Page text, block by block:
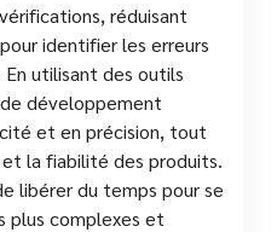
réduisant
identifier les erreurs
utilisant des outils
développement
et en précision, tout
la fiabilité des produits.
libérer du temps pour se
plus complexes et